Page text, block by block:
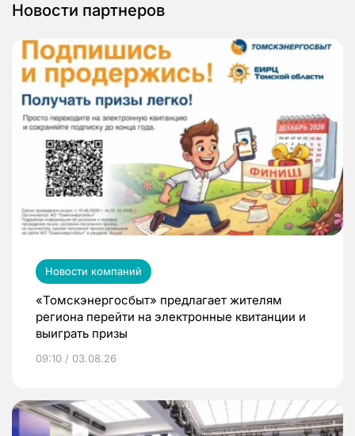
Новости партнеров
Новости компаний
«Томскэнергосбыт» предлагает жителям
региона перейти на электронные квитанции и
выиграть призы
09:10 / 03.08.26